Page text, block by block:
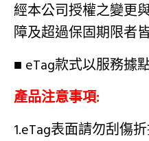
經本公司授權之變更
障及超過保固期限者
■ eTag款式以服務據
產品注意事項:
1.eTag表面請勿刮傷